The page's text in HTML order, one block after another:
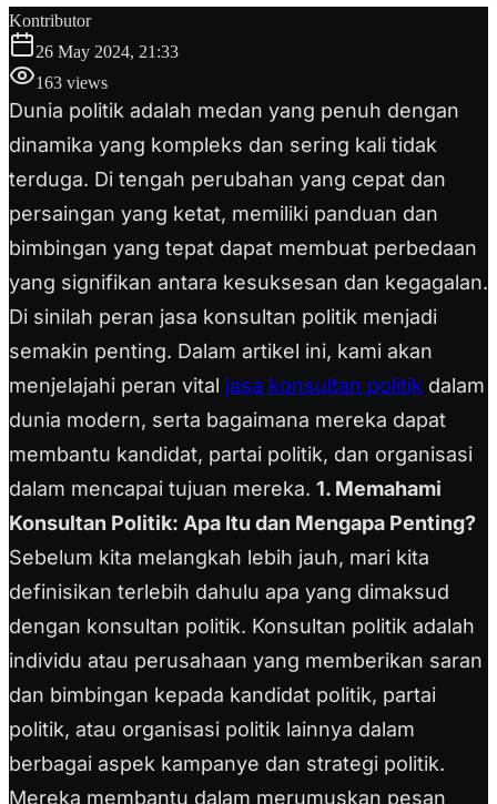
Kontributor
26 May 2024, 21:33
163 views
Dunia politik adalah medan yang penuh dengan
dinamika yang kompleks dan sering kali tidak
terduga. Di tengah perubahan yang cepat dan
persaingan yang ketat, memiliki panduan dan
bimbingan yang tepat dapat membuat perbedaan
yang signifikan antara kesuksesan dan kegagalan.
Di sinilah peran jasa konsultan politik menjadi
semakin penting. Dalam artikel ini, kami akan
menjelajahi peran vital jasa konsultan politik dalam
dunia modern, serta bagaimana mereka dapat
membantu kandidat, partai politik, dan organisasi
dalam mencapai tujuan mereka. 1. Memahami
Konsultan Politik: Apa Itu dan Mengapa Penting?
Sebelum kita melangkah lebih jauh, mari kita
definisikan terlebih dahulu apa yang dimaksud
dengan konsultan politik. Konsultan politik adalah
individu atau perusahaan yang memberikan saran
dan bimbingan kepada kandidat politik, partai
politik, atau organisasi politik lainnya dalam
berbagai aspek kampanye dan strategi politik.
Mereka membantu dalam merumuskan pesan